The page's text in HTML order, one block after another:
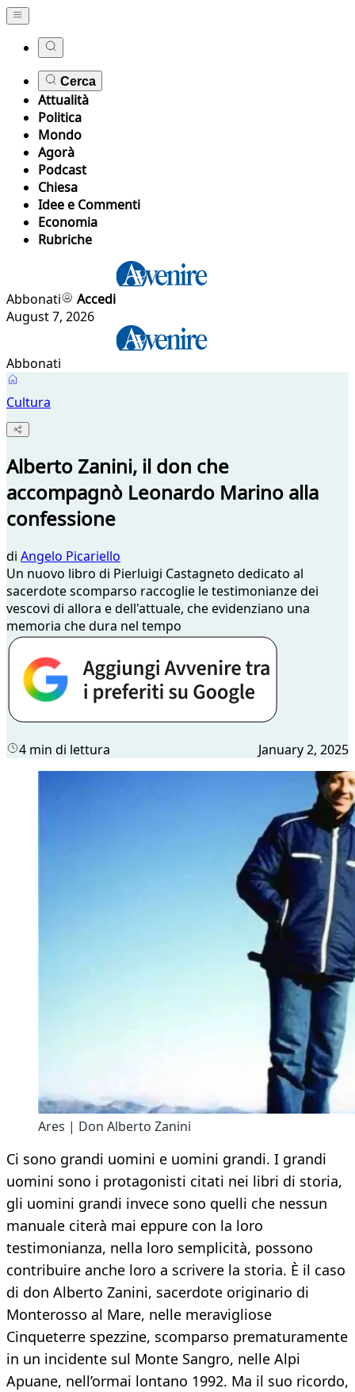
Cerca
Attualità
Politica
Mondo
Agorà
Podcast
Chiesa
Idee e Commenti
Economia
Rubriche
Abbonati
Accedi
August 7, 2026
Abbonati
Cultura
Alberto Zanini, il don che
accompagnò Leonardo Marino alla
confessione
di Angelo Picariello
Un nuovo libro di Pierluigi Castagneto dedicato al
sacerdote scomparso raccoglie le testimonianze dei
vescovi di allora e dell'attuale, che evidenziano una
memoria che dura nel tempo
4 min di lettura January 2, 2025
Ares | Don Alberto Zanini
Ci sono grandi uomini e uomini grandi. I grandi
uomini sono i protagonisti citati nei libri di storia,
gli uomini grandi invece sono quelli che nessun
manuale citerà mai eppure con la loro
testimonianza, nella loro semplicità, possono
contribuire anche loro a scrivere la storia. È il caso
di don Alberto Zanini, sacerdote originario di
Monterosso al Mare, nelle meravigliose
Cinqueterre spezzine, scomparso prematuramente
in un incidente sul Monte Sangro, nelle Alpi
Apuane, nell’ormai lontano 1992. Ma il suo ricordo,